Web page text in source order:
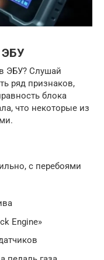
ЭБУ
ЭБУ? Слушай
ряд признаков,
блока
что некоторые из
с перебоями
Engine»